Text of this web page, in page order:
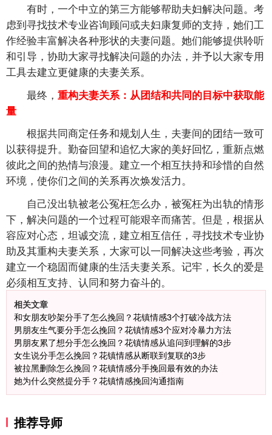
有时，一个中立的第三方能够帮助夫妇解决问题。考
虑到寻找技术专业咨询顾问或夫妇康复师的支持，她们工
作经验丰富解决各种形状的夫妻问题。她们能够提供聆听
和引导，协助大家寻找解决问题的办法，并予以大家专用
工具去建立更健康的夫妻关系。
最终， 重构夫妻关系：从团结和共同的目标中获取能
量
根据共同商定任务和规划人生，夫妻间的团结一致可
以获得提升。勤奋回望和追忆大家的美好回忆，重新点燃
彼此之间的热情与浪漫。建立一个相互扶持和珍惜的自然
环境，使你们之间的关系再次焕发活力。
自己没出轨被老公冤枉怎么办，被冤枉为出轨的情形
下，解决问题的一个过程可能艰辛而痛苦。但是，根据从
容应对心态，坦诚交流，建立相互信任，寻找技术专业协
助及其重构夫妻关系，大家可以一同解决这些考验，再次
建立一个稳固而健康的生活夫妻关系。记牢，长久的爱是
必须相互支持、认同和努力奋斗的。
相关文章
和女朋友吵架分手了怎么挽回？花镇情感3个打破冷战方法
男朋友生气要分手怎么挽回？花镇情感3个应对冷暴力方法
男朋友累了想分手怎么挽回？花镇情感从追问到理解的3步
女生说分手怎么挽回？花镇情感从断联到复联的3步
被拉黑删除怎么挽回？花镇情感分手挽回最有效的办法
她为什么突然提分手？花镇情感挽回沟通指南
推荐导师